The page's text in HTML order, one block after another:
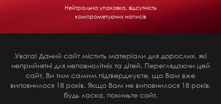
Нейтральна упаковка, відсутність
компрометуючих написів
Увага! Даний сайт містить матеріали для дорослих, які
неприйнятні для неповнолітніх та дітей. Переглядаючи цей
сайт, Ви тим самим підтверджуєте, що Вам вже
виповнилося 18 років. Якщо Вам не виповнилося 18 років,
будь ласка, покиньте сайт.